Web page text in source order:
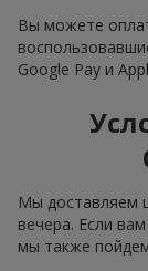
Вы можете
Google Pay и
Мы доставляем
вечера. Если
мы также